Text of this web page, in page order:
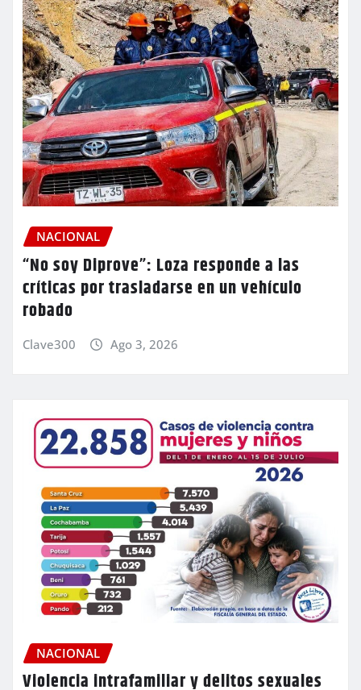
NACIONAL
“No soy Diprove”: Loza responde a las
críticas por trasladarse en un vehículo
robado
Clave300 Ago 3, 2026
NACIONAL
Violencia intrafamiliar y delitos sexuales